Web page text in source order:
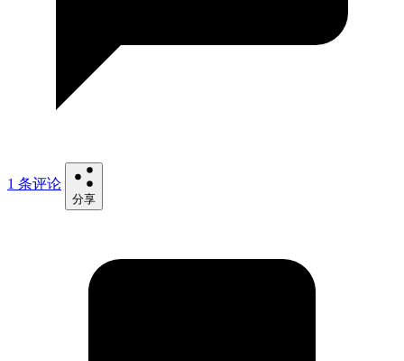
1 条评论
分享